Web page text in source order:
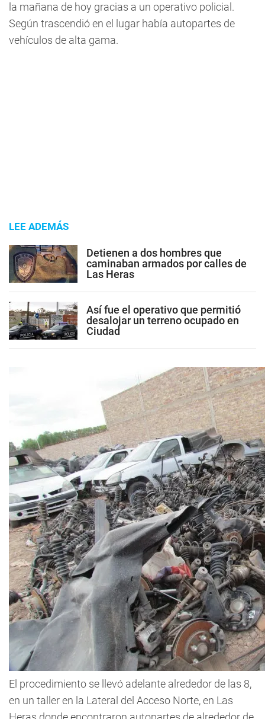
la mañana de hoy gracias a un operativo policial.
Según trascendió en el lugar había autopartes de
vehículos de alta gama.
LEE ADEMÁS
Detienen a dos hombres que
caminaban armados por calles de
Las Heras
Así fue el operativo que permitió
desalojar un terreno ocupado en
Ciudad
El procedimiento se llevó adelante alrededor de las 8,
en un taller en la Lateral del Acceso Norte, en Las